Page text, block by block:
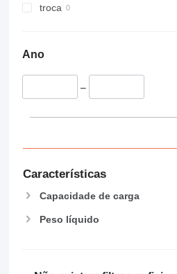
troca
Ano
–
Características
Capacidade de carga
Peso líquido